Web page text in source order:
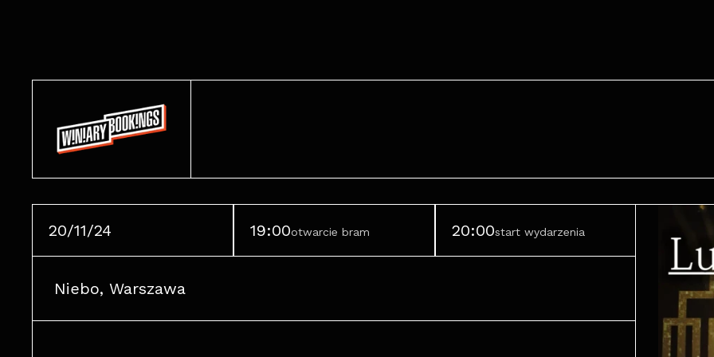
20/11/24 19:00otwarcie bram 20:00start wydarzenia
Niebo, Warszawa